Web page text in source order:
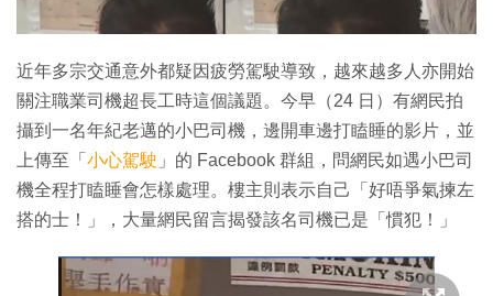
近年多宗交通意外都疑因疲勞駕駛導致，越來越多人亦開始
關注職業司機超長工時這個議題。今早（24 日）有網民拍
攝到一名年紀老邁的小巴司機，邊開車邊打瞌睡的影片，並
上傳至「 小心駕駛 」的 Facebook 群組，問網民如遇小巴司
機全程打瞌睡會怎樣處理。樓主則表示自己「好唔爭氣揀左
搭的士！」，大量網民留言揭發該名司機已是「慣犯！」